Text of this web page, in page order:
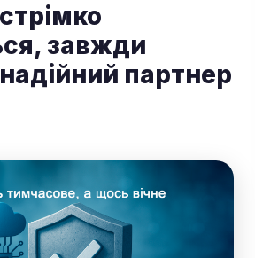
завжди
партнер